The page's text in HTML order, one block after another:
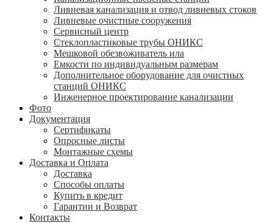
Ливневая канализация и отвод ливневых стоков
Ливневые очистные сооружения
Сервисный центр
Стеклопластиковые трубы ОНИКС
Мешковой обезвоживатель ила
Емкости по индивидуальным размерам
Дополнительное оборудование для очистных
станций ОНИКС
Инженерное проектирование канализации
Фото
Документация
Сертификаты
Опросные листы
Монтажные схемы
Доставка и Оплата
Доставка
Способы оплаты
Купить в кредит
Гарантии и Возврат
Контакты